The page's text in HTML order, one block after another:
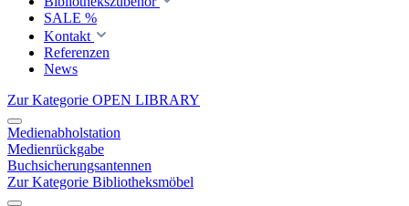
SALE %
Kontakt
Referenzen
News
Zur Kategorie OPEN LIBRARY
Medienabholstation
Medienrückgabe
Buchsicherungsantennen
Zur Kategorie Bibliotheksmöbel